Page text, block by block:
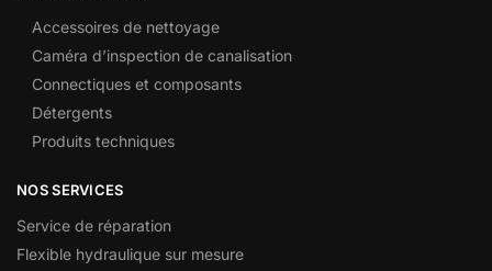
Accessoires de nettoyage
Caméra d’inspection de canalisation
Connectiques et composants
Détergents
Produits techniques
NOS SERVICES
Service de réparation
Flexible hydraulique sur mesure